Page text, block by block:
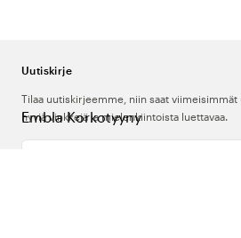
Embla Korkotyyny
Uutiskirje
Tilaa uutiskirjeemme, niin saat
hyviä vinkkejä ja mielenkiintoista luettavaa.
Kirjoita sähköpostiosoitteesi